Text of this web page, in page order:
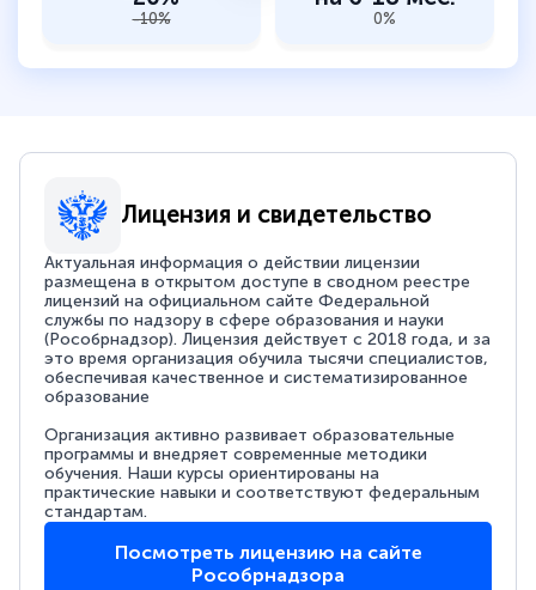
-10% 0%
Лицензия и свидетельство
Актуальная информация о действии лицензии
размещена в открытом доступе в сводном реестре
лицензий на официальном сайте Федеральной
службы по надзору в сфере образования и науки
(Рособрнадзор). Лицензия действует с 2018 года, и за
это время организация обучила тысячи специалистов,
обеспечивая качественное и систематизированное
образование
Организация активно развивает образовательные
программы и внедряет современные методики
обучения. Наши курсы ориентированы на
практические навыки и соответствуют федеральным
стандартам.
Посмотреть лицензию на сайте
Рособрнадзора